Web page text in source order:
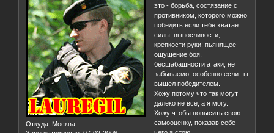
Откуда: Москва
это - борьба, состязание с
противником, которого можно
победить если тебе хватает
силы, выносливости,
крепкости руки; пьянящее
ощущение боя,
бесшабашности атаки, не
забываемо, особенно если ты
вышел победителем.
Хожу потому что так могут
далеко не все, а я могу.
Хожу чтобы повысить свою
самооценку, показав себе